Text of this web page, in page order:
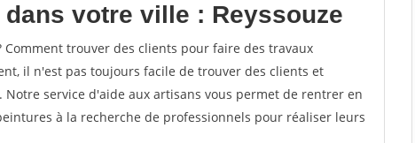
votre ville : Reyssouze
Comment trouver des clients pour faire des travaux
il n'est pas toujours facile de trouver des clients et
service d'aide aux artisans vous permet de rentrer en
à la recherche de professionnels pour réaliser leurs